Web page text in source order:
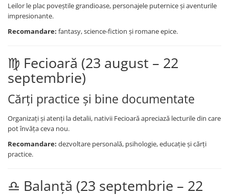
Materiale educaționale
Metoda Montessori
Culegeri și materiale auxiliare
Caiete de vacanță
Bibliografie școlară
Bibliografie didactică
Dicționare și gramatici
Pregătire pentru admitere
Pregătire Evaluare Națională
Romane și literatură
Leilor le plac poveștile grandioase, personajele puternice și aventurile
impresionante.
Recomandare: fantasy, science-fiction și romane epice.
♍ Fecioară (23 august – 22
septembrie)
Cărți practice și bine documentate
Organizați și atenți la detalii, nativii Fecioară apreciază lecturile din care
pot învăța ceva nou.
Recomandare: dezvoltare personală, psihologie, educație și cărți
practice.
♎ Balanță (23 septembrie – 22